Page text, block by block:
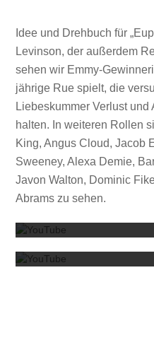
Idee und Drehbuch für
Levinson, der außerdem
sehen wir Emmy-
jährige Rue spielt, die
Liebeskummer Verlust
halten. In weiteren Rollen
King, Angus Cloud, Jacob
Sweeney, Alexa Demie,
Javon Walton, Dominic
Abrams zu sehen.